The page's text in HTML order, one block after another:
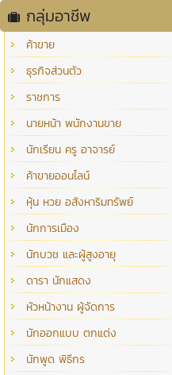
กลุ่มอาชีพ
ค้าขาย
ธุรกิจส่วนตัว
ราชการ
นายหน้า พนักงานขาย
นักเรียน ครู อาจารย์
ค้าขายออนไลน์
หุ้น หวย อสังหาริมทรัพย์
นักการเมือง
นักบวช และผู้สูงอายุ
ดารา นักแสดง
หัวหน้างาน ผู้จัดการ
นักออกแบบ ตกแต่ง
นักพูด พิธีกร